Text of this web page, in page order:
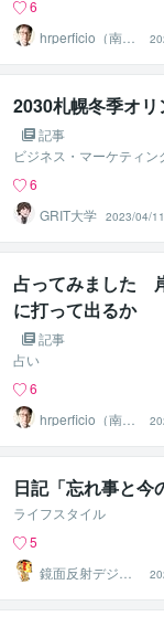
6
hrperficio（南仙
台の父）
2030札幌冬季オ
記事
ビジネス・マーケティン
6
GRIT大学 2023/04/11
占ってみました
に打って出るか
記事
占い
6
hrperficio（南仙
台の父）
日記「忘れ事と今
ライフスタイル
5
鏡面反射デジタ
ルアート製作所
（鈴木穣）